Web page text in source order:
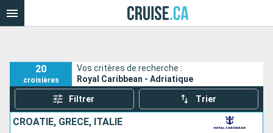
20
croisières
Vos critères de recherche :
Royal Caribbean - Adriatique
Filtrer Trier
CROATIE, GRÈCE, ITALIE